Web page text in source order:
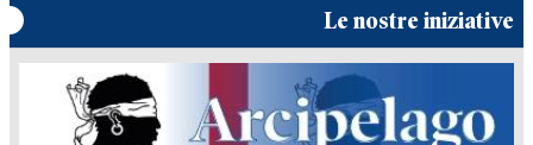
Le nostre iniziative